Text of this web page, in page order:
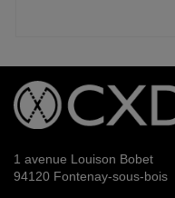
1 avenue Louison Bobet
94120 Fontenay-sous-bois